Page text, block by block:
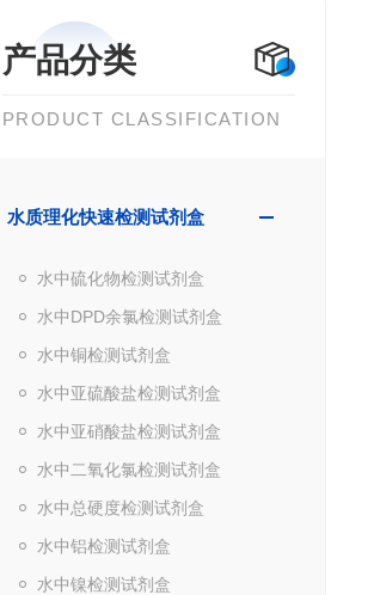
产品分类
PRODUCT CLASSIFICATION
水质理化快速检测试剂盒
水中硫化物检测试剂盒
水中DPD余氯检测试剂盒
水中铜检测试剂盒
水中亚硫酸盐检测试剂盒
水中亚硝酸盐检测试剂盒
水中二氧化氯检测试剂盒
水中总硬度检测试剂盒
水中铝检测试剂盒
水中镍检测试剂盒